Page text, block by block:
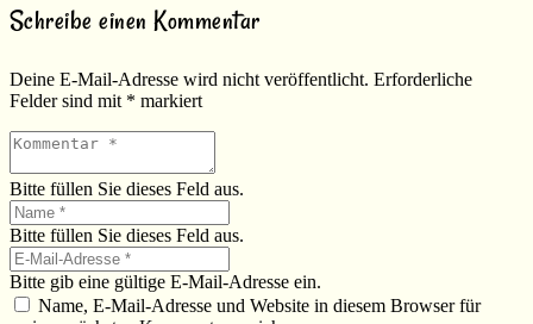
Schreibe einen Kommentar
Deine E-Mail-Adresse wird nicht veröffentlicht. Erforderliche
Felder sind mit * markiert
Bitte füllen Sie dieses Feld aus.
Bitte füllen Sie dieses Feld aus.
Bitte gib eine gültige E-Mail-Adresse ein.
Name, E-Mail-Adresse und Website in diesem Browser für